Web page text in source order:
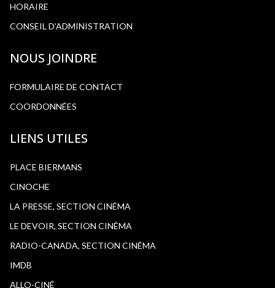
HORAIRE
CONSEIL D’ADMINISTRATION
NOUS JOINDRE
FORMULAIRE DE CONTACT
COORDONNÉES
LIENS UTILES
PLACE BIERMANS
CINOCHE
LA PRESSE, SECTION CINÉMA
LE DEVOIR, SECTION CINÉMA
RADIO-CANADA, SECTION CINÉMA
IMDB
ALLO-CINÉ